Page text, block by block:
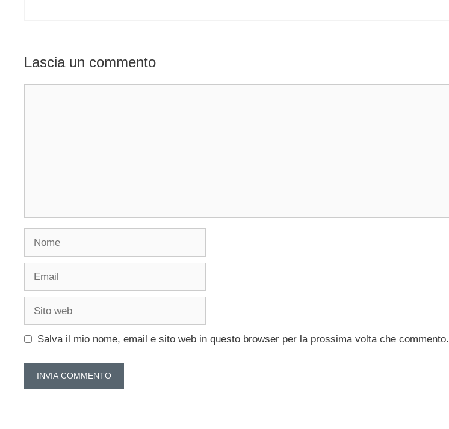
Lascia un commento
Nome
Email
Sito
Salva il mio nome, email e sito web in questo browser per la prossima volta che commento.